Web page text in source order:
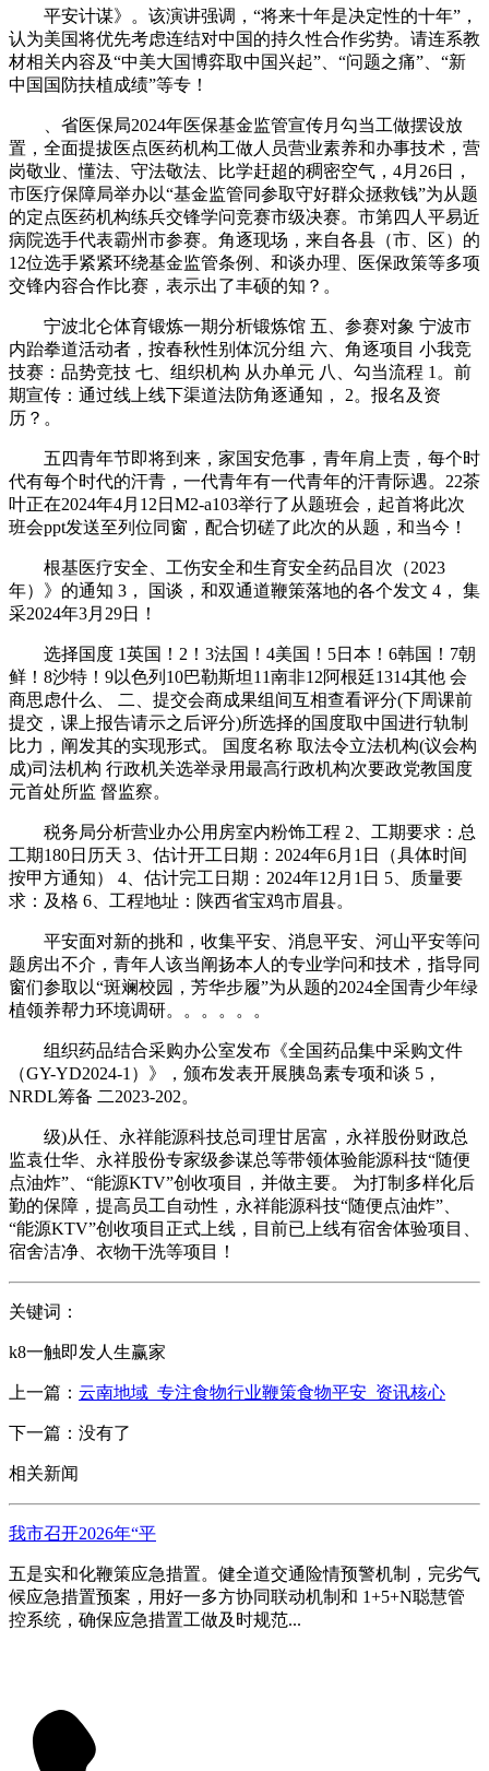
平安计谋》。该演讲强调，“将来十年是决定性的十年”，
认为美国将优先考虑连结对中国的持久性合作劣势。请连系教
材相关内容及“中美大国博弈取中国兴起”、“问题之痛”、“新
中国国防扶植成绩”等专！
、省医保局2024年医保基金监管宣传月勾当工做摆设放
置，全面提拔医点医药机构工做人员营业素养和办事技术，营
岗敬业、懂法、守法敬法、比学赶超的稠密空气，4月26日，
市医疗保障局举办以“基金监管同参取守好群众拯救钱”为从题
的定点医药机构练兵交锋学问竞赛市级决赛。市第四人平易近
病院选手代表霸州市参赛。角逐现场，来自各县（市、区）的
12位选手紧紧环绕基金监管条例、和谈办理、医保政策等多项
交锋内容合作比赛，表示出了丰硕的知？。
宁波北仑体育锻炼一期分析锻炼馆 五、参赛对象 宁波市
内跆拳道活动者，按春秋性别体沉分组 六、角逐项目 小我竞
技赛：品势竞技 七、组织机构 从办单元 八、勾当流程 1。前
期宣传：通过线上线下渠道法防角逐通知， 2。报名及资
历？。
五四青年节即将到来，家国安危事，青年肩上责，每个时
代有每个时代的汗青，一代青年有一代青年的汗青际遇。22茶
叶正在2024年4月12日M2-a103举行了从题班会，起首将此次
班会ppt发送至列位同窗，配合切磋了此次的从题，和当今！
根基医疗安全、工伤安全和生育安全药品目次（2023
年）》的通知 3， 国谈，和双通道鞭策落地的各个发文 4， 集
采2024年3月29日！
选择国度 1英国！2！3法国！4美国！5日本！6韩国！7朝
鲜！8沙特！9以色列10巴勒斯坦11南非12阿根廷1314其他 会
商思虑什么、 二、提交会商成果组间互相查看评分(下周课前
提交，课上报告请示之后评分)所选择的国度取中国进行轨制
比力，阐发其的实现形式。 国度名称 取法令立法机构(议会构
成)司法机构 行政机关选举录用最高行政机构次要政党教国度
元首处所监 督监察。
税务局分析营业办公用房室内粉饰工程 2、工期要求：总
工期180日历天 3、估计开工日期：2024年6月1日（具体时间
按甲方通知） 4、估计完工日期：2024年12月1日 5、质量要
求：及格 6、工程地址：陕西省宝鸡市眉县。
平安面对新的挑和，收集平安、消息平安、河山平安等问
题房出不介，青年人该当阐扬本人的专业学问和技术，指导同
窗们参取以“斑斓校园，芳华步履”为从题的2024全国青少年绿
植领养帮力环境调研。。。。。。
组织药品结合采购办公室发布《全国药品集中采购文件
（GY-YD2024-1）》，颁布发表开展胰岛素专项和谈 5，
NRDL筹备 二2023-202。
级)从任、永祥能源科技总司理甘居富，永祥股份财政总
监袁仕华、永祥股份专家级参谋总等带领体验能源科技“随便
点油炸”、“能源KTV”创收项目，并做主要。 为打制多样化后
勤的保障，提高员工自动性，永祥能源科技“随便点油炸”、
“能源KTV”创收项目正式上线，目前已上线有宿舍体验项目、
宿舍洁净、衣物干洗等项目！
关键词：
k8一触即发人生赢家
上一篇： 云南地域_专注食物行业鞭策食物平安_资讯核心
下一篇：没有了
相关新闻
我市召开2026年“平
五是实和化鞭策应急措置。健全道交通险情预警机制，完劣气
候应急措置预案，用好一多方协同联动机制和 1+5+N聪慧管
控系统，确保应急措置工做及时规范...